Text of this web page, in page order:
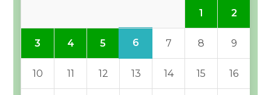
1 2
3 4 5 6 7 8 9
10 11 12 13 14 15 16